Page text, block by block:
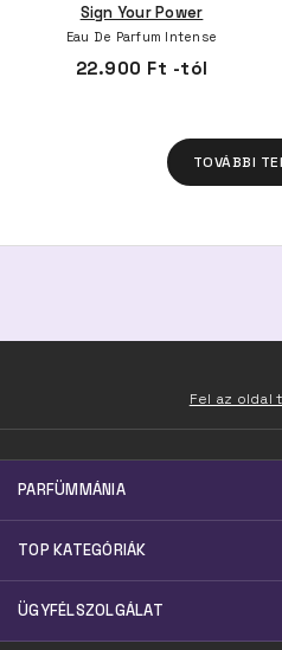
Sign Your Power
Eau De Parfum Intense
22.900 Ft -tól
TOVÁBBI
Fel az oldal
PARFÜMMÁNIA
TOP KATEGÓRIÁK
ÜGYFÉLSZOLGÁLAT